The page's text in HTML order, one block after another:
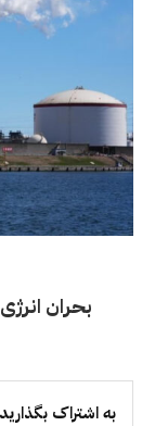
بحران
به اشتراک بگذارید